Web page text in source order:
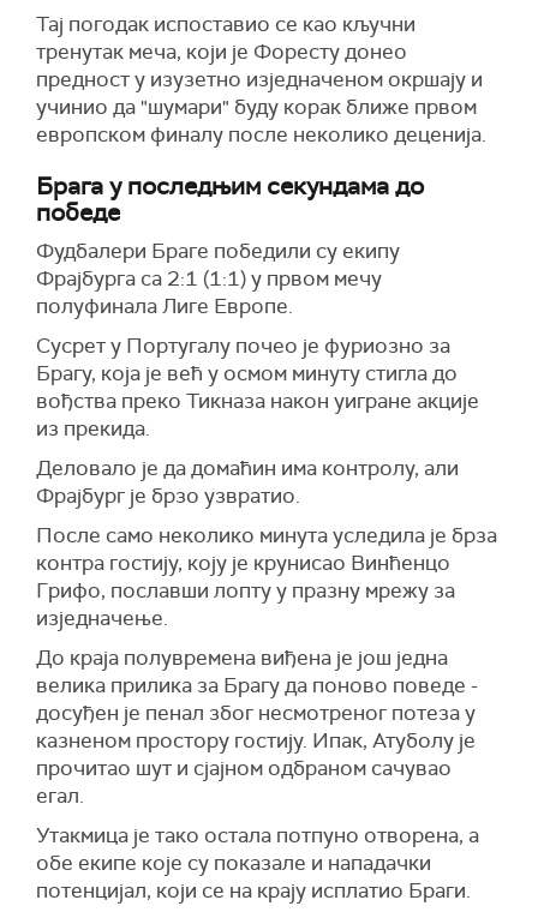
Тај погодак испоставио се као кључни
тренутак меча, који је Форесту донео
предност у изузетно изједначеном окршају и
учинио да "шумари" буду корак ближе првом
европском финалу после неколико деценија.
Брага у последњим секундама до
победе
Фудбалери Браге победили су екипу
Фрајбурга са 2:1 (1:1) у првом мечу
полуфинала Лиге Европе.
Сусрет у Португалу почео је фуриозно за
Брагу, која је већ у осмом минуту стигла до
вођства преко Тикназа након уигране акције
из прекида.
Деловало је да домаћин има контролу, али
Фрајбург је брзо узвратио.
После само неколико минута уследила је брза
контра гостију, коју је крунисао Винћенцо
Грифо, пославши лопту у празну мрежу за
изједначење.
До краја полувремена виђена је још једна
велика прилика за Брагу да поново поведе -
досуђен је пенал због несмотреног потеза у
казненом простору гостију. Ипак, Атуболу је
прочитао шут и сјајном одбраном сачувао
егал.
Утакмица је тако остала потпуно отворена, а
обе екипе које су показале и нападачки
потенцијал, који се на крају исплатио Браги.